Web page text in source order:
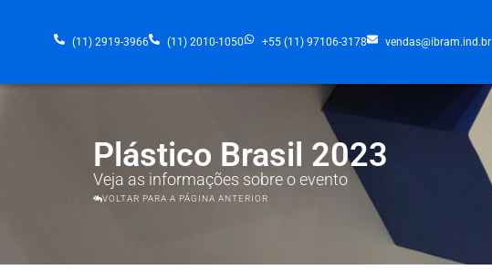
(11) 2919-3966 (11) 2010-1050 +55 (11) 97106-3178 vendas@ibram.ind.br
Plástico Brasil 2023
Veja as informações sobre o evento
VOLTAR PARA A PÁGINA ANTERIOR